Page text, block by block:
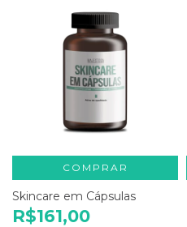
COMPRAR
Skincare em Cápsulas
R$161,00